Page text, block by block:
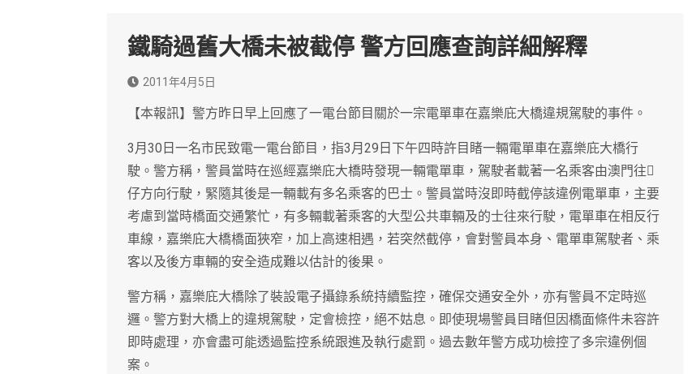
鐵騎過舊大橋未被截停 警方回應查詢詳細解釋
2011年4月5日
【本報訊】警方昨日早上回應了一電台節目關於一宗電單車在嘉樂庇大橋違規駕駛的事件。
3月30日一名市民致電一電台節目，指3月29日下午四時許目睹一輛電單車在嘉樂庇大橋行
駛。警方稱，警員當時在巡經嘉樂庇大橋時發現一輛電單車，駕駛者載著一名乘客由澳門往
仔方向行駛，緊隨其後是一輛載有多名乘客的巴士。警員當時沒即時截停該違例電單車，主要
考慮到當時橋面交通繁忙，有多輛載著乘客的大型公共車輛及的士往來行駛，電單車在相反行
車線，嘉樂庇大橋橋面狹窄，加上高速相遇，若突然截停，會對警員本身、電單車駕駛者、乘
客以及後方車輛的安全造成難以估計的後果。
警方稱，嘉樂庇大橋除了裝設電子攝錄系統持續監控，確保交通安全外，亦有警員不定時巡
邏。警方對大橋上的違規駕駛，定會檢控，絕不姑息。即使現場警員目睹但因橋面條件未容許
即時處理，亦會盡可能透過監控系統跟進及執行處罰。過去數年警方成功檢控了多宗違例個
案。